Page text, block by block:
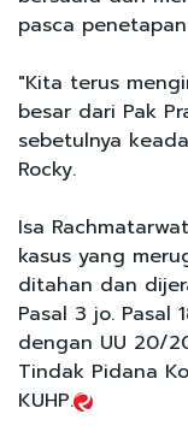
pasca
"Kita terus
besar dari Pak
sebetulnya
Rocky.
Isa
kasus yang
ditahan dan
Pasal 3 jo. Pasal
dengan UU 20/
Tindak Pidana
KUHP.